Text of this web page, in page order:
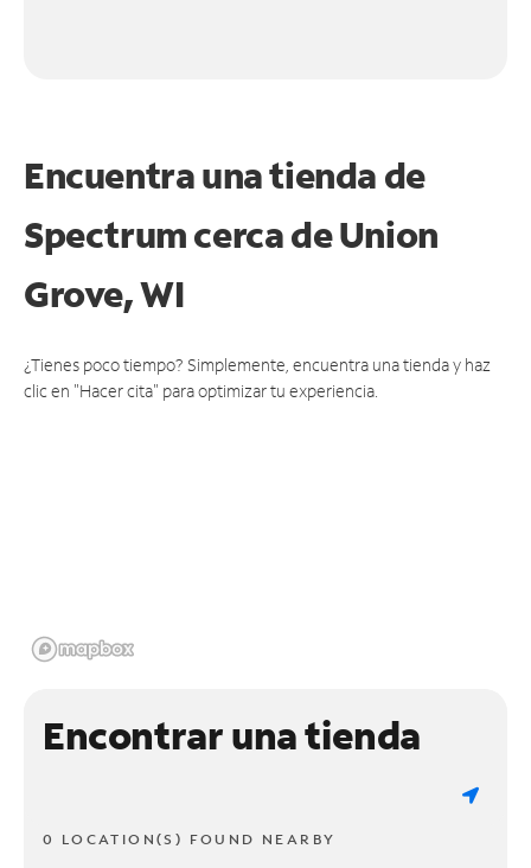
Encuentra una tienda de
Spectrumcerca de Union
Grove, WI
¿Tienes poco tiempo? Simplemente, encuentra una tienda y haz
clic en "Hacer cita" para optimizar tu experiencia.
Encontrar una tienda
0 LOCATION(S) FOUND NEARBY